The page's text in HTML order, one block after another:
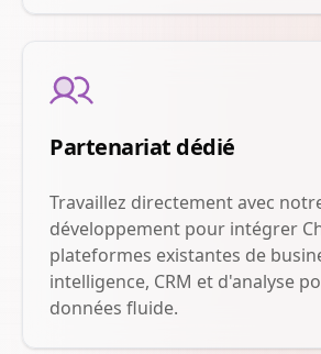
Partenariat dédié
Travaillez directement avec
développement pour intégrer
plateformes existantes de
intelligence, CRM et d'analyse
données fluide.